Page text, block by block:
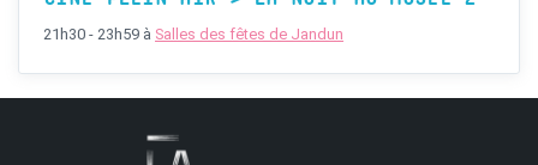
21h30 - 23h59 à Salles des fêtes de Jandun